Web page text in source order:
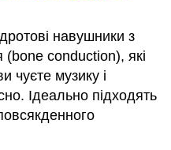
навушники з
(bone conduction), які
чуєте музику і
Ідеально підходять